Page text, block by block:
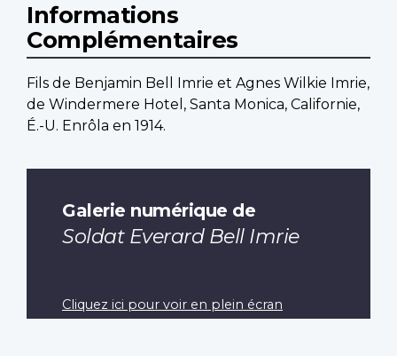
Informations
Complémentaires
Fils de Benjamin Bell Imrie et Agnes Wilkie Imrie,
de Windermere Hotel, Santa Monica, Californie,
É.-U. Enrôla en 1914.
Galerie numérique de
Soldat Everard Bell Imrie
Cliquez ici pour voir en plein écran